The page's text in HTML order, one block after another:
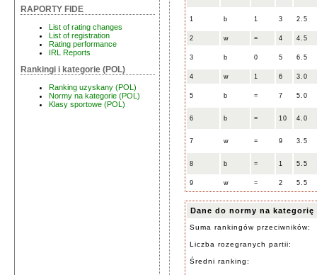
RAPORTY FIDE
List of rating changes
List of registration
Rating performance
IRL Reports
Rankingi i kategorie (POL)
Ranking uzyskany (POL)
Normy na kategorie (POL)
Klasy sportowe (POL)
1 b 1 3 2.5
2 w = 4 4.5
3 b 0 5 6.5
4 w 1 6 3.0
5 b = 7 5.0
6 b = 10 4.0
7 w = 9 3.5
8 b = 1 5.5
9 w = 2 5.5
Dane do normy na kategorię
Suma rankingów przeciwników:
Liczba rozegranych partii:
Średni ranking: